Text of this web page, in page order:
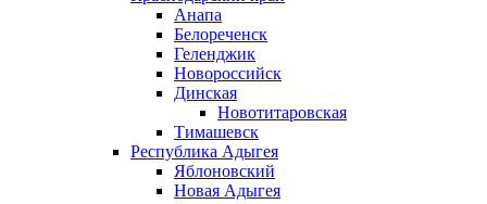
Анапа
Белореченск
Геленджик
Новороссийск
Динская
Новотитаровская
Тимашевск
Республика Адыгея
Яблоновский
Новая Адыгея